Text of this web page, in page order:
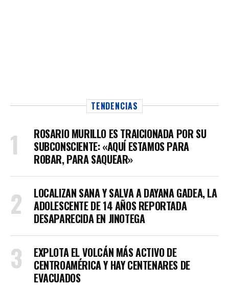
TENDENCIAS
ROSARIO MURILLO ES TRAICIONADA POR SU
SUBCONSCIENTE: «AQUÍ ESTAMOS PARA
ROBAR, PARA SAQUEAR»
LOCALIZAN SANA Y SALVA A DAYANA GADEA, LA
ADOLESCENTE DE 14 AÑOS REPORTADA
DESAPARECIDA EN JINOTEGA
EXPLOTA EL VOLCÁN MÁS ACTIVO DE
CENTROAMÉRICA Y HAY CENTENARES DE
EVACUADOS